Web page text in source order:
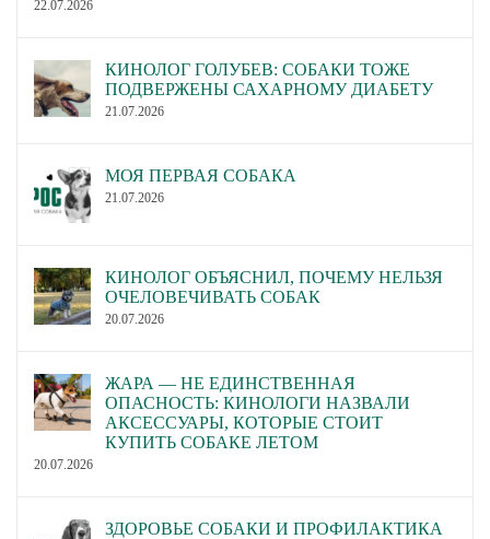
22.07.2026
КИНОЛОГ ГОЛУБЕВ: СОБАКИ ТОЖЕ
ПОДВЕРЖЕНЫ САХАРНОМУ ДИАБЕТУ
21.07.2026
МОЯ ПЕРВАЯ СОБАКА
21.07.2026
КИНОЛОГ ОБЪЯСНИЛ, ПОЧЕМУ НЕЛЬЗЯ
ОЧЕЛОВЕЧИВАТЬ СОБАК
20.07.2026
ЖАРА — НЕ ЕДИНСТВЕННАЯ
ОПАСНОСТЬ: КИНОЛОГИ НАЗВАЛИ
АКСЕССУАРЫ, КОТОРЫЕ СТОИТ
КУПИТЬ СОБАКЕ ЛЕТОМ
20.07.2026
ЗДОРОВЬЕ СОБАКИ И ПРОФИЛАКТИКА